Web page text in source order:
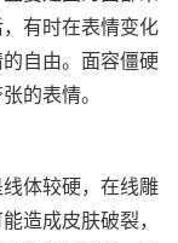
有时在表情变化
自由。面容僵硬
的表情。
体较硬，在线雕
造成皮肤破裂，